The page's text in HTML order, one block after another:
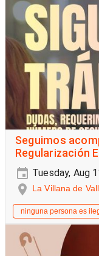
Seguimos
Regularización
Tuesday, Aug
La Villana de
ninguna persona es